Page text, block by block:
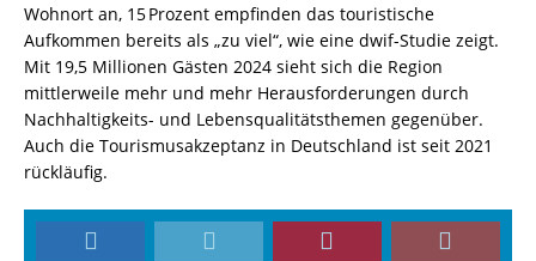
Wohnort an, 15 Prozent empfinden das touristische
Aufkommen bereits als „zu viel“, wie eine dwif-Studie zeigt.
Mit 19,5 Millionen Gästen 2024 sieht sich die Region
mittlerweile mehr und mehr Herausforderungen durch
Nachhaltigkeits- und Lebensqualitätsthemen gegenüber.
Auch die Tourismusakzeptanz in Deutschland ist seit 2021
rückläufig.